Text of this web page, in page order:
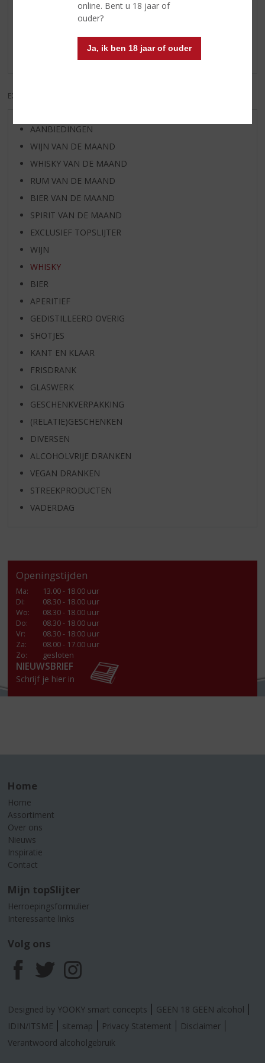
online. Bent u 18 jaar of
ouder?
Ja, ik ben 18 jaar of ouder
Reviews
Er zijn nog geen reviews geplaatst voor dit product
EXCL. BTW
AANBIEDINGEN
WIJN VAN DE MAAND
WHISKY VAN DE MAAND
RUM VAN DE MAAND
BIER VAN DE MAAND
SPIRIT VAN DE MAAND
EXCLUSIEF TOPSLIJTER
WIJN
WHISKY
BIER
APERITIEF
GEDISTILLEERD OVERIG
SHOTJES
KANT EN KLAAR
FRISDRANK
GLASWERK
GESCHENKVERPAKKING
(RELATIE)GESCHENKEN
DIVERSEN
ALCOHOLVRIJE DRANKEN
VEGAN DRANKEN
STREEKPRODUCTEN
VADERDAG
Openingstijden
Ma:
13.00 - 18.00 uur
Di:
08.30 - 18.00 uur
Wo:
08.30 - 18.00 uur
Do:
08.30 - 18.00 uur
Vr:
08.30 - 18:00 uur
Za:
08.00 - 17.00 uur
Zo:
gesloten
NIEUWSBRIEF
Schrijf je hier in
Home
Home
Assortiment
Over ons
Nieuws
Inspiratie
Contact
Mijn topSlijter
Herroepingsformulier
Interessante links
Volg ons
F
a
c
T
w
i
I
n
s
Designed by YOOKY smart concepts
GEEN 18 GEEN alcohol
IDIN/ITSME
sitemap Privacy Statement
Disclaimer
Verantwoord alcoholgebruik